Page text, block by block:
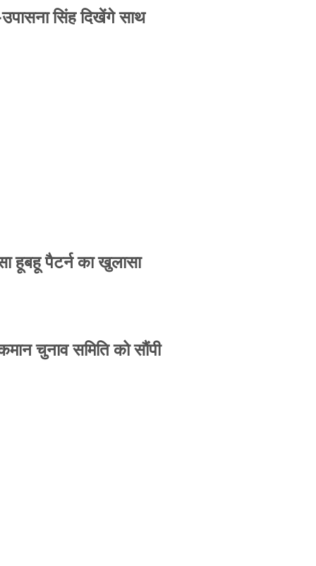
उपासना सिंह दिखेंगे साथ
हूबहू पैटर्न का खुलासा
चुनाव समिति को सौंपी